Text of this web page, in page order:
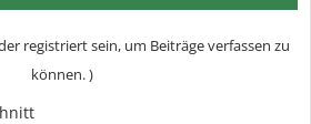
registriert sein, um Beiträge verfassen zu
können. )